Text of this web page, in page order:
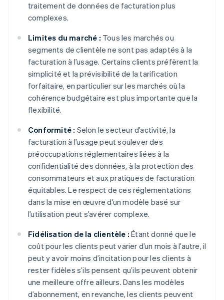
traitement de données de facturation plus
complexes.
Limites du marché : Tous les marchés ou
segments de clientèle ne sont pas adaptés à la
facturation à l’usage. Certains clients préfèrent la
simplicité et la prévisibilité de la tarification
forfaitaire, en particulier sur les marchés où la
cohérence budgétaire est plus importante que la
flexibilité.
Conformité : Selon le secteur d’activité, la
facturation à l’usage peut soulever des
préoccupations réglementaires liées à la
confidentialité des données, à la protection des
consommateurs et aux pratiques de facturation
équitables. Le respect de ces réglementations
dans la mise en œuvre d’un modèle basé sur
l’utilisation peut s’avérer complexe.
Fidélisation de la clientèle : Étant donné que le
coût pour les clients peut varier d’un mois à l’autre, il
peut y avoir moins d’incitation pour les clients à
rester fidèles s’ils pensent qu’ils peuvent obtenir
une meilleure offre ailleurs. Dans les modèles
d’abonnement, en revanche, les clients peuvent